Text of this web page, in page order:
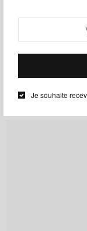
Je souhaite
Nous
du
Paris